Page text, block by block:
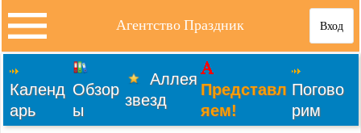
Вход
Агентство Праздник
Календ
арь
Обзор
ы
Аллея
звезд
Представл
яем!
Погово
рим